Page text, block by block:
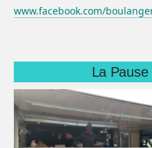
www.facebook.com/
La